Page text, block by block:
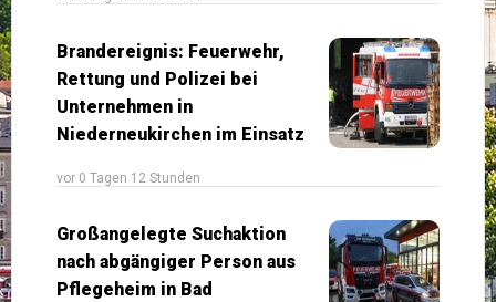
Brandereignis: Feuerwehr,
Rettung und Polizei bei
Unternehmen in
Niederneukirchen im Einsatz
vor 0 Tagen 12 Stunden
Großangelegte Suchaktion
nach abgängiger Person aus
Pflegeheim in Bad